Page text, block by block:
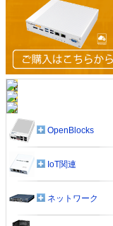
OpenBlocks
IoT関連
ネットワーク